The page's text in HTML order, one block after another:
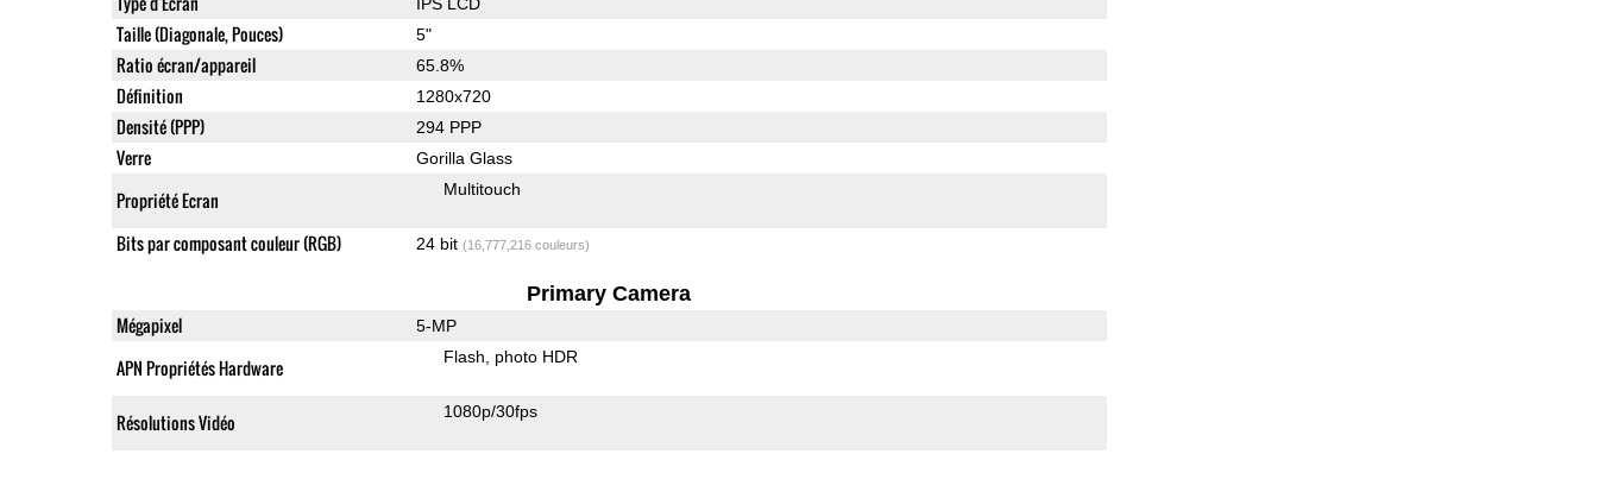
Taille (Diagonale, Pouces) 5"
Ratio écran/appareil 65.8%
Définition 1280x720
Densité (PPP) 294 PPP
Verre Gorilla Glass
Propriété Ecran Multitouch
Bits par composant couleur (RGB) 24 bit (16,777,216 couleurs)
Primary Camera
Mégapixel 5-MP
APN Propriétés Hardware Flash photo HDR
Résolutions Vidéo 1080p/30fps